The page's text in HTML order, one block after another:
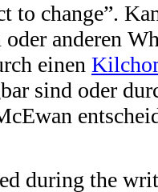
to change”.
anderen
einen
sind oder
during the